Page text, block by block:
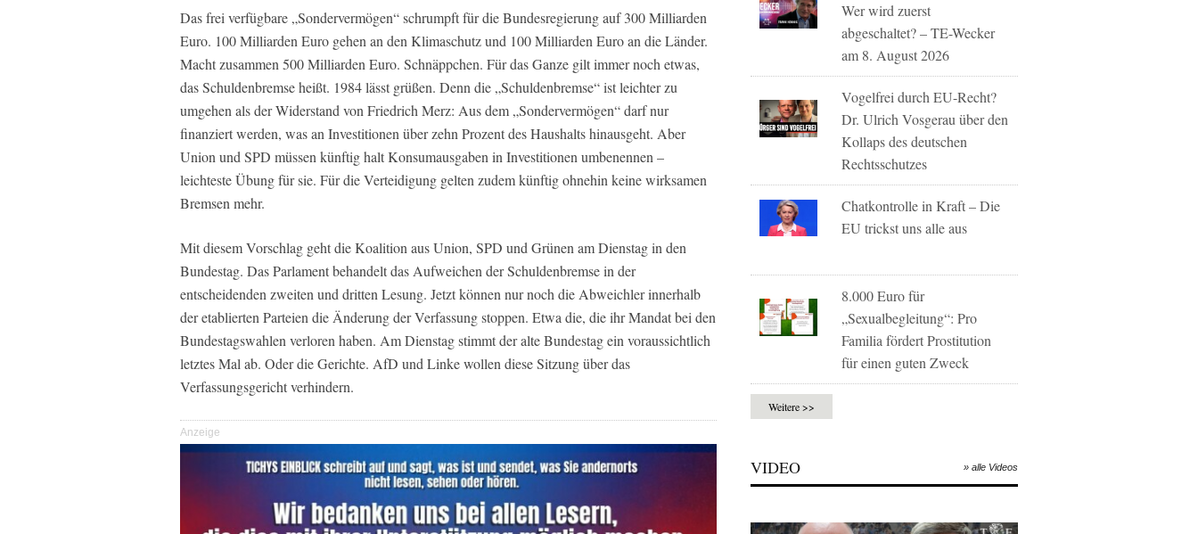
Das frei verfügbare „Sondervermögen“ schrumpft für die Bundesregierung auf 300 Milliarden
Euro. 100 Milliarden Euro gehen an den Klimaschutz und 100 Milliarden Euro an die Länder.
Macht zusammen 500 Milliarden Euro. Schnäppchen. Für das Ganze gilt immer noch etwas,
das Schuldenbremse heißt. 1984 lässt grüßen. Denn die „Schuldenbremse“ ist leichter zu
umgehen als der Widerstand von Friedrich Merz: Aus dem „Sondervermögen“ darf nur
finanziert werden, was an Investitionen über zehn Prozent des Haushalts hinausgeht. Aber
Union und SPD müssen künftig halt Konsumausgaben in Investitionen umbenennen –
leichteste Übung für sie. Für die Verteidigung gelten zudem künftig ohnehin keine wirksamen
Bremsen mehr.
Mit diesem Vorschlag geht die Koalition aus Union, SPD und Grünen am Dienstag in den
Bundestag. Das Parlament behandelt das Aufweichen der Schuldenbremse in der
entscheidenden zweiten und dritten Lesung. Jetzt können nur noch die Abweichler innerhalb
der etablierten Parteien die Änderung der Verfassung stoppen. Etwa die, die ihr Mandat bei den
Bundestagswahlen verloren haben. Am Dienstag stimmt der alte Bundestag ein voraussichtlich
letztes Mal ab. Oder die Gerichte. AfD und Linke wollen diese Sitzung über das
Verfassungsgericht verhindern.
Anzeige
Wer wird zuerst
abgeschaltet? – TE-Wecker
am 8. August 2026
Vogelfrei durch EU-Recht?
Dr. Ulrich Vosgerau über den
Kollaps des deutschen
Rechtsschutzes
Chatkontrolle in Kraft – Die
EU trickst uns alle aus
8.000 Euro für
„Sexualbegleitung“: Pro
Familia fördert Prostitution
für einen guten Zweck
Weitere >>
VIDEO » alle Videos